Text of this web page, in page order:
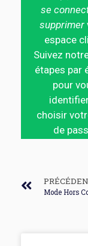
se
supprimer
espace
Suivez
étapes par
pour
choisir
de